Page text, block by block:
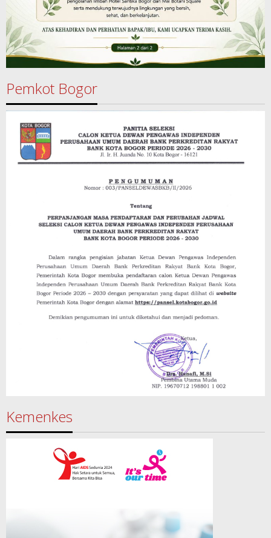
Pemkot Bogor
Kemenkes